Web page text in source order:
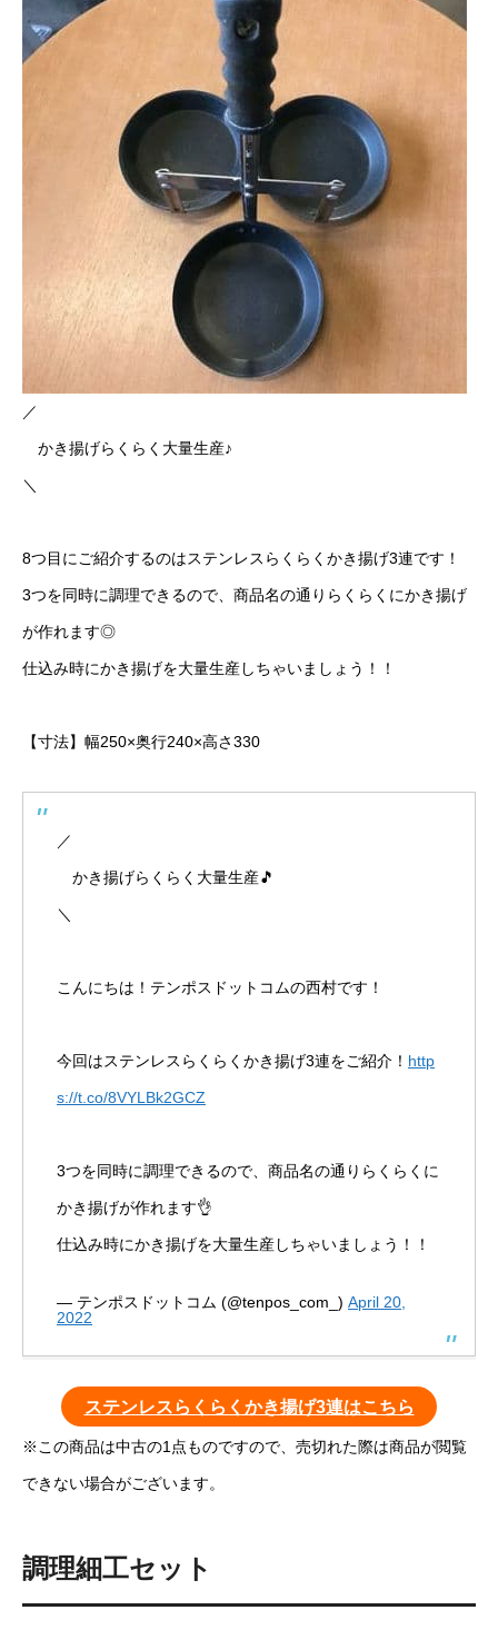
／
かき揚げらくらく大量生産♪
＼
8つ目にご紹介するのはステンレスらくらくかき揚げ3連です！
3つを同時に調理できるので、商品名の通りらくらくにかき揚げ
が作れます◎
仕込み時にかき揚げを大量生産しちゃいましょう！！
【寸法】幅250×奥行240×高さ330
／
かき揚げらくらく大量生産🎵
＼
こんにちは！テンポスドットコムの西村です！
今回はステンレスらくらくかき揚げ3連をご紹介！ http
s://t.co/8VYLBk2GCZ
3つを同時に調理できるので、商品名の通りらくらくに
かき揚げが作れます👌
仕込み時にかき揚げを大量生産しちゃいましょう！！
— テンポスドットコム (@tenpos_com_) April 20,
2022
ステンレスらくらくかき揚げ3連はこちら
※この商品は中古の1点ものですので、売切れた際は商品が閲覧
できない場合がございます。
調理細工セット